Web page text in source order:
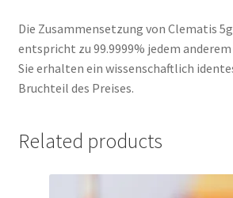
Die Zusammensetzung von Clematis
entspricht zu 99.9999% jedem
Sie erhalten ein wissenschaftlich
Bruchteil des Preises.
Related products